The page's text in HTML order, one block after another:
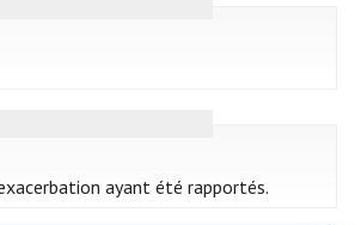
ayant été rapportés.